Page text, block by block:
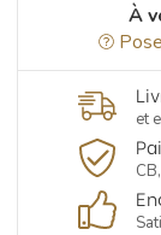
À
et